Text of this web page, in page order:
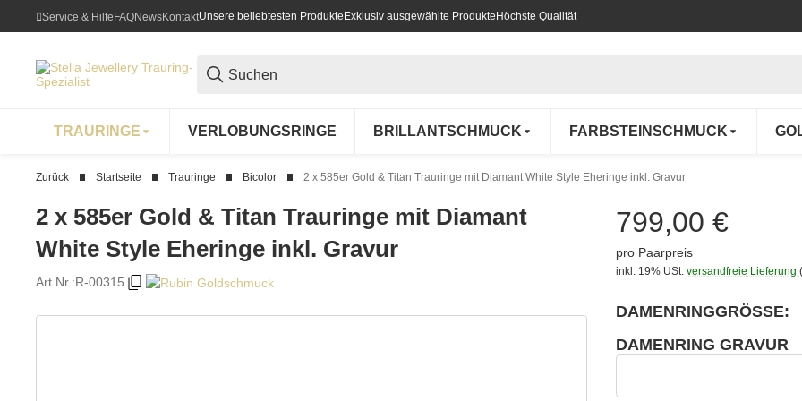
Service & HilfeFAQNewsKontaktUnsere beliebtesten Produkte Exklusiv ausgewählte Produkte Höchste Qualität
TRAURINGE VERLOBUNGSRINGE BRILLANTSCHMUCK FARBSTEINSCHMUCK
Zurück Startseite Trauringe Bicolor 2 x 585er Gold & Titan Trauringe mit Diamant White Style Eheringe inkl. Gravur
2 x 585er Gold & Titan Trauringe mit Diamant
White Style Eheringe inkl. Gravur
Art.Nr.:R-00315
799,00 €
pro Paarpreis
inkl. 19% USt. versandfreie Lieferung
DAMENRINGGRÖSSE:
DAMENRING GRAVUR